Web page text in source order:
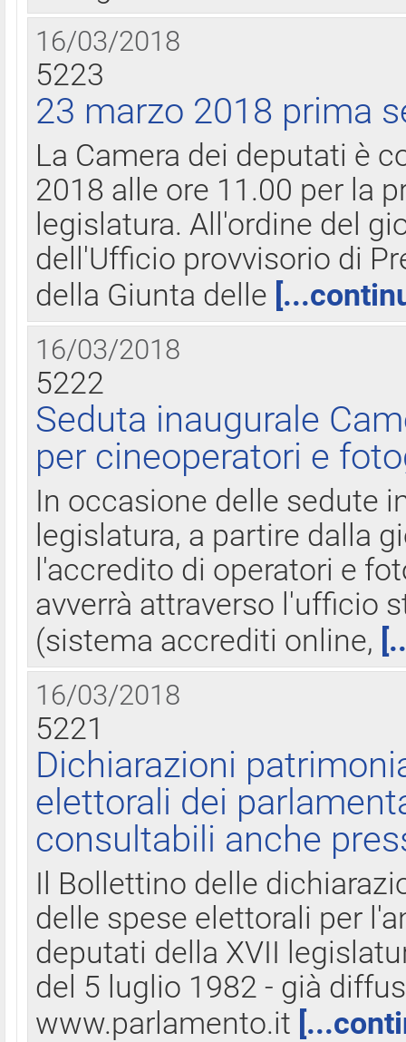
16/03/2018
5223
23 marzo 2018 prima
La Camera dei deputati è
2018 alle ore 11.00 per la
legislatura. All'ordine del
dell'Ufficio provvisorio di
della Giunta delle
16/03/2018
5222
Seduta inaugurale
per cineoperatori e
In occasione delle sedute
legislatura, a partire dalla
l'accredito di operatori e
avverrà attraverso l'ufficio
(sistema accrediti online,
16/03/2018
5221
Dichiarazioni
elettorali dei
consultabili anche
Il Bollettino delle
delle spese elettorali per
deputati della XVII
del 5 luglio 1982 - già
www.parlamento.it